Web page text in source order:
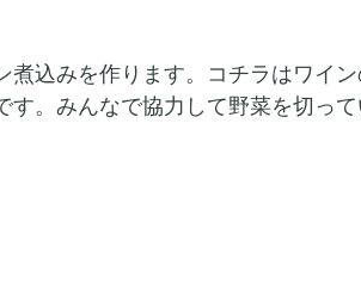
込みを作ります。コチラはワイ
。みんなで協力して野菜を切って